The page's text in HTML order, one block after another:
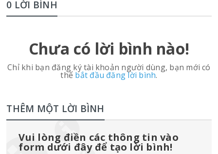
0 LỜI BÌNH
Chưa có lời bình nào!
Chỉ khi bạn đăng ký tài khoản người dùng, bạn mới có
thể bắt đầu đăng lời bình.
THÊM MỘT LỜI BÌNH
Vui lòng điền các thông tin vào
form dưới đây để tạo lời bình!